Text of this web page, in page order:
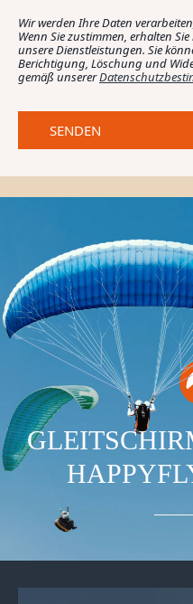
Wir werden Ihre Daten
Wenn Sie zustimmen, erhalten
unsere Dienstleistungen. Sie
Berichtigung, Löschung und
gemäß unserer
SENDEN